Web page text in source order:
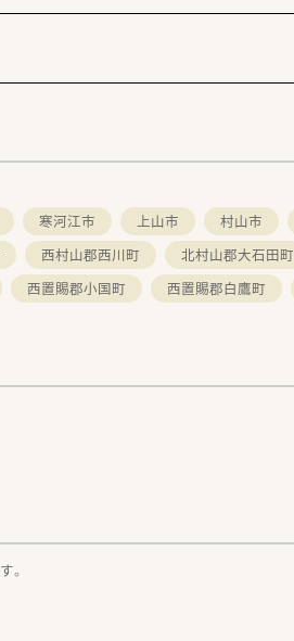
寒河江市 上山市 村山市
西村山郡西川町 北村山郡大石田町
西置賜郡小国町 西置賜郡白鷹町
。